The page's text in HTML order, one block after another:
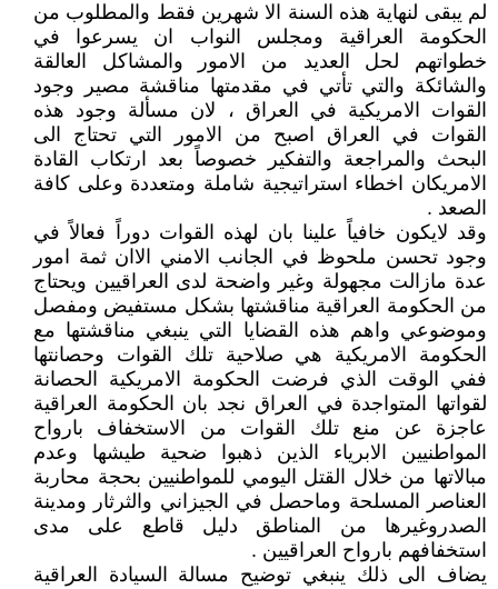
لم يبقى لنهاية هذه السنة الا شهرين فقط والمطلوب من
الحكومة العراقية ومجلس النواب ان يسرعوا في
خطواتهم لحل العديد من الامور والمشاكل العالقة
والشائكة والتي تأتي في مقدمتها مناقشة مصير وجود
القوات الامريكية في العراق ، لان مسألة وجود هذه
القوات في العراق اصبح من الامور التي تحتاج الى
البحث والمراجعة والتفكير خصوصاً بعد ارتكاب القادة
الامريكان اخطاء استراتيجية شاملة ومتعددة وعلى كافة
الصعد .
وقد لايكون خافياً علينا بان لهذه القوات دوراً فعالاً في
وجود تحسن ملحوظ في الجانب الامني الاان ثمة امور
عدة مازالت مجهولة وغير واضحة لدى العراقيين ويحتاج
من الحكومة العراقية مناقشتها بشكل مستفيض ومفصل
وموضوعي واهم هذه القضايا التي ينبغي مناقشتها مع
الحكومة الامريكية هي صلاحية تلك القوات وحصانتها
ففي الوقت الذي فرضت الحكومة الامريكية الحصانة
لقواتها المتواجدة في العراق نجد بان الحكومة العراقية
عاجزة عن منع تلك القوات من الاستخفاف بارواح
المواطنيين الابرياء الذين ذهبوا ضحية طيشها وعدم
مبالاتها من خلال القتل اليومي للمواطنيين بحجة محاربة
العناصر المسلحة وماحصل في الجيزاني والثرثار ومدينة
الصدروغيرها من المناطق دليل قاطع على مدى
استخفافهم بارواح العراقيين .
يضاف الى ذلك ينبغي توضيح مسالة السيادة العراقية